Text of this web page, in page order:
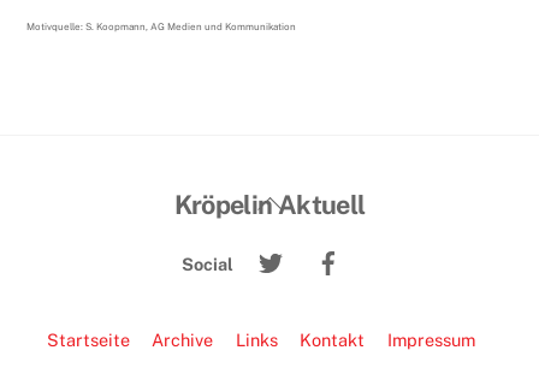
Motivquelle: S. Koopmann, AG Medien und Kommunikation
Back
Top
Kröpelin Aktuell
Social
Twitter
Startseite Archive Links Kontakt Impressum